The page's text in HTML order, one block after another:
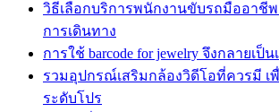
วิธีเลือกบริการพนักงานขับรถมืออาชี
การเดินทาง
การใช้ barcode for jewelry จึงกลายเ
รวมอุปกรณ์เสริมกล้องวิดีโอที่ควรมี
ระดับโปร